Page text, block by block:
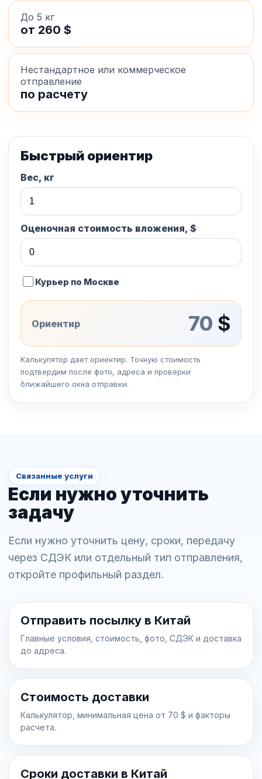
До 5 кг
от 260 $
Нестандартное или коммерческое
отправление
по расчету
Быстрый ориентир
Вес, кг
Оценочная стоимость вложения, $
Курьер по Москве
Ориентир 70 $
Калькулятор дает ориентир. Точную стоимость
подтвердим после фото, адреса и проверки
ближайшего окна отправки.
Связанные услуги
Если нужно уточнить
задачу
Если нужно уточнить цену, сроки, передачу
через СДЭК или отдельный тип отправления,
откройте профильный раздел.
Отправить посылку в Китай
Главные условия, стоимость, фото, СДЭК и доставка
до адреса.
Стоимость доставки
Калькулятор, минимальная цена от 70 $ и факторы
расчета.
Сроки доставки в Китай